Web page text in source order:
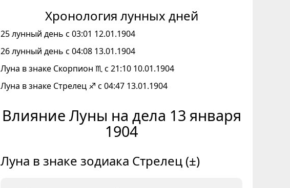
Хронология лунных дней
25 лунный день с 03:01 12.01.1904
26 лунный день с 04:08 13.01.1904
Луна в знаке Скорпион ♏ с 21:10 10.01.1904
Луна в знаке Стрелец ♐ с 04:47 13.01.1904
Влияние Луны на дела 13 января
1904
Луна в знаке зодиака Стрелец (±)